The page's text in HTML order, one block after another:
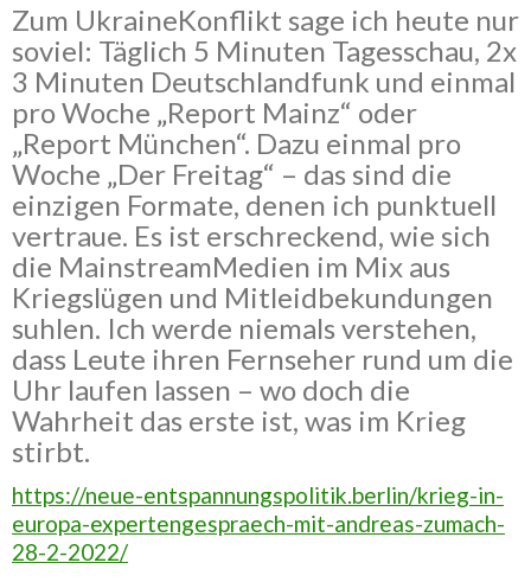
Zum UkraineKonflikt sage ich heute nur
soviel: Täglich 5 Minuten Tagesschau, 2x
3 Minuten Deutschlandfunk und einmal
pro Woche „Report Mainz“ oder
„Report München“. Dazu einmal pro
Woche „Der Freitag“ – das sind die
einzigen Formate, denen ich punktuell
vertraue. Es ist erschreckend, wie sich
die MainstreamMedien im Mix aus
Kriegslügen und Mitleidbekundungen
suhlen. Ich werde niemals verstehen,
dass Leute ihren Fernseher rund um die
Uhr laufen lassen – wo doch die
Wahrheit das erste ist, was im Krieg
stirbt.
https://neue-entspannungspolitik.berlin/krieg-in-
europa-expertengespraech-mit-andreas-zumach-
28-2-2022/